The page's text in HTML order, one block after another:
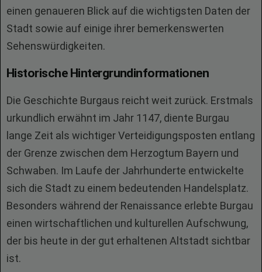
einen genaueren Blick auf die wichtigsten Daten der
Stadt sowie auf einige ihrer bemerkenswerten
Sehenswürdigkeiten.
Historische Hintergrundinformationen
Die Geschichte Burgaus reicht weit zurück. Erstmals
urkundlich erwähnt im Jahr 1147, diente Burgau
lange Zeit als wichtiger Verteidigungsposten entlang
der Grenze zwischen dem Herzogtum Bayern und
Schwaben. Im Laufe der Jahrhunderte entwickelte
sich die Stadt zu einem bedeutenden Handelsplatz.
Besonders während der Renaissance erlebte Burgau
einen wirtschaftlichen und kulturellen Aufschwung,
der bis heute in der gut erhaltenen Altstadt sichtbar
ist.